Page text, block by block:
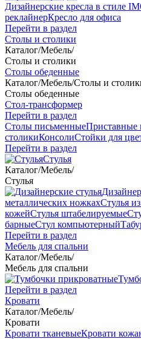
Дизайнерские кресла в стиле
реклайнерКресло для офиса
Перейти в раздел
Столы и столики
Каталог/Мебель/
Столы и столики
Столы обеденные
Каталог/Мебель/Столы и
Столы обеденные
Стол-трансформер
Перейти в раздел
Столы письменныеПриставные
столикиКонсолиСтойки для
Перейти в раздел
Стулья
Каталог/Мебель/
Стулья
металлических ножкахСтулья
кожейСтулья штабелируемые
барныеСтул компьютерный
Перейти в раздел
Мебель для спальни
Каталог/Мебель/
Мебель для спальни
Перейти в раздел
Кровати
Каталог/Мебель/
Кровати
Кровати тканевыеКровати